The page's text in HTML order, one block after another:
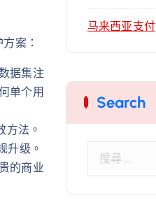
案：
据集注
单个用
方法。
升级。
的商业
马来西亚支付
Search